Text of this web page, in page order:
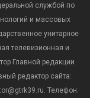
службой по
и массовых
унитарное
телевизионная и
Главной редакции
редактор сайта:
Телефон: